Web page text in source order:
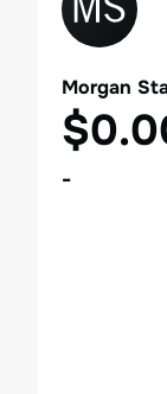
Morgan
-